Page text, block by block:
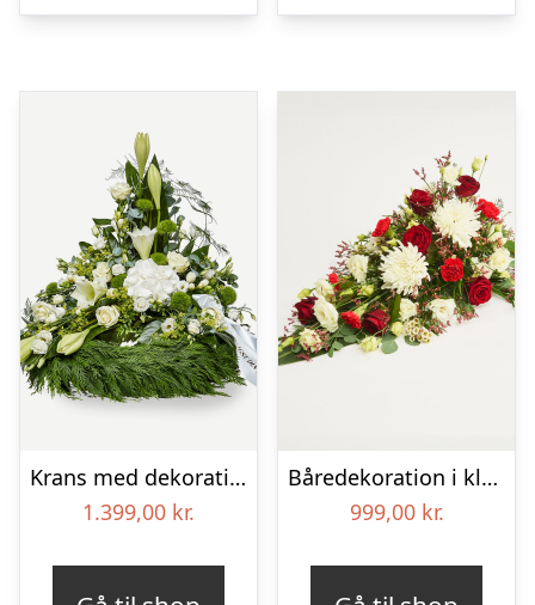
Krans med dekoration i klassisk stil og bånd creme
1.399,00 kr.
Båredekoration i klassisk stil – rød og hvid
999,00 kr.